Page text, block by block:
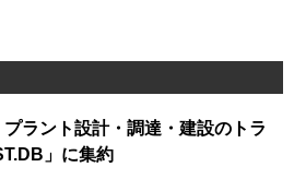
プラント設計・調達・建設のトラ
」に集約